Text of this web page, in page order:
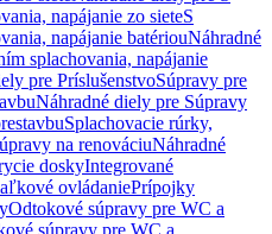
napájanie zo sieteS
napájanie batériouNáhradné
splachovania, napájanie
pre PríslušenstvoSúpravy pre
Náhradné diely pre Súpravy
Splachovacie rúrky,
na renováciuNáhradné
doskyIntegrované
ovládaniePrípojky
Odtokové súpravy pre WC a
súpravy pre WC a